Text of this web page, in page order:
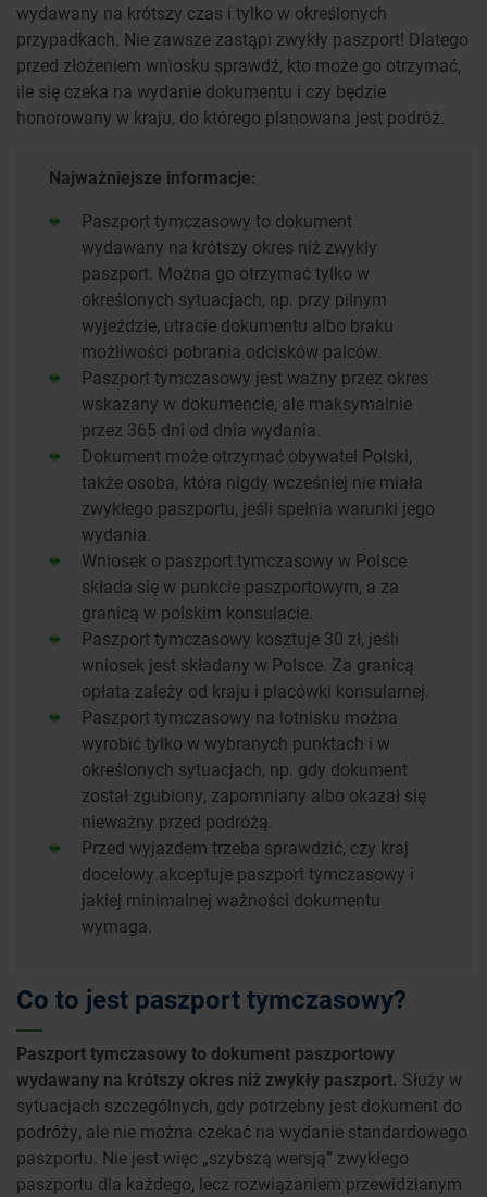
wydawany na krótszy czas i tylko w określonych
przypadkach. Nie zawsze zastąpi zwykły paszport! Dlatego
przed złożeniem wniosku sprawdź, kto może go otrzymać,
ile się czeka na wydanie dokumentu i czy będzie
honorowany w kraju, do którego planowana jest podróż.
Najważniejsze informacje:
Paszport tymczasowy to dokument
wydawany na krótszy okres niż zwykły
paszport. Można go otrzymać tylko w
określonych sytuacjach, np. przy pilnym
wyjeździe, utracie dokumentu albo braku
możliwości pobrania odcisków palców.
Paszport tymczasowy jest ważny przez okres
wskazany w dokumencie, ale maksymalnie
przez 365 dni od dnia wydania.
Dokument może otrzymać obywatel Polski,
także osoba, która nigdy wcześniej nie miała
zwykłego paszportu, jeśli spełnia warunki jego
wydania.
Wniosek o paszport tymczasowy w Polsce
składa się w punkcie paszportowym, a za
granicą w polskim konsulacie.
Paszport tymczasowy kosztuje 30 zł, jeśli
wniosek jest składany w Polsce. Za granicą
opłata zależy od kraju i placówki konsularnej.
Paszport tymczasowy na lotnisku można
wyrobić tylko w wybranych punktach i w
określonych sytuacjach, np. gdy dokument
został zgubiony, zapomniany albo okazał się
nieważny przed podróżą.
Przed wyjazdem trzeba sprawdzić, czy kraj
docelowy akceptuje paszport tymczasowy i
jakiej minimalnej ważności dokumentu
wymaga.
Co to jest paszport tymczasowy?
Paszport tymczasowy to dokument paszportowy
wydawany na krótszy okres niż zwykły paszport. Służy w
sytuacjach szczególnych, gdy potrzebny jest dokument do
podróży, ale nie można czekać na wydanie standardowego
paszportu. Nie jest więc „szybszą wersją” zwykłego
paszportu dla każdego, lecz rozwiązaniem przewidzianym